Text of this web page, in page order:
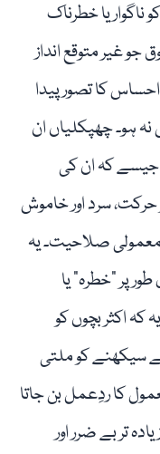
یا خطرناک
غیر متوقع انداز
کا تصور پیدا
ہو۔ چھپکلیاں ان
کہ ان کی
حرکت، سرد اور خاموش
معمولی صلاحیت۔ یہ
پر "خطرہ” یا
کہ اکثر بچوں کو
سیکھنے کو ملتی
کا ردِعمل بن جاتا
تر بے ضرر اور